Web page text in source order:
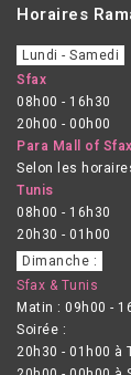
Horaires
Lundi - Samedi
Sfax
08h00 - 16h30
20h00 - 00h00
Para Mall of Sfax
Selon les
Tunis
08h00 - 16h30
20h30 - 01h00
Dimanche :
Sfax & Tunis
Matin : 09h00 -
Soirée :
20h30 - 01h00 à